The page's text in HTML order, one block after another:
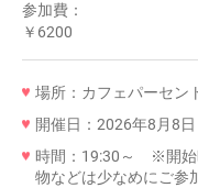
参加費：
￥6200
場所：カフェパーセ
開催日：2026年8月8日
時間：19:30～ ※開始
物などは少なめにご参